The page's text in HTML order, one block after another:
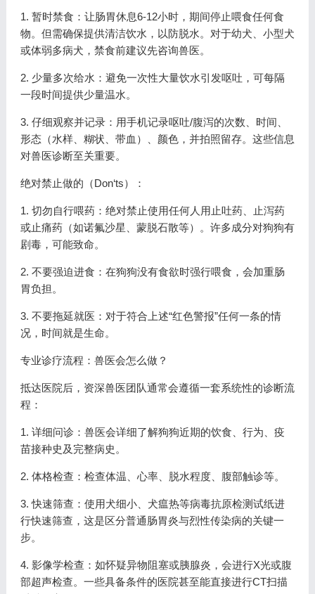
1. 暂时禁食：让肠胃休息6-12小时，期间停止喂食任何食
物。但需确保提供清洁饮水，以防脱水。对于幼犬、小型犬
或体弱多病犬，禁食前建议先咨询兽医。
2. 少量多次给水：避免一次性大量饮水引发呕吐，可每隔
一段时间提供少量温水。
3. 仔细观察并记录：用手机记录呕吐/腹泻的次数、时间、
形态（水样、糊状、带血）、颜色，并拍照留存。这些信息
对兽医诊断至关重要。
绝对禁止做的（Don‘ts）：
1. 切勿自行喂药：绝对禁止使用任何人用止吐药、止泻药
或止痛药（如诺氟沙星、蒙脱石散等）。许多成分对狗狗有
剧毒，可能致命。
2. 不要强迫进食：在狗狗没有食欲时强行喂食，会加重肠
胃负担。
3. 不要拖延就医：对于符合上述“红色警报”任何一条的情
况，时间就是生命。
专业诊疗流程：兽医会怎么做？
抵达医院后，资深兽医团队通常会遵循一套系统性的诊断流
程：
1. 详细问诊：兽医会详细了解狗狗近期的饮食、行为、疫
苗接种史及完整病史。
2. 体格检查：检查体温、心率、脱水程度、腹部触诊等。
3. 快速筛查：使用犬细小、犬瘟热等病毒抗原检测试纸进
行快速筛查，这是区分普通肠胃炎与烈性传染病的关键一
步。
4. 影像学检查：如怀疑异物阻塞或胰腺炎，会进行X光或腹
部超声检查。一些具备条件的医院甚至能直接进行CT扫描